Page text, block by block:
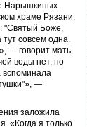
Нарышкиных.
храме Рязани.
"Святый Боже,
совсем одна.
— говорит мать
воды нет, но
вспоминала
—
заложила
«Когда я только